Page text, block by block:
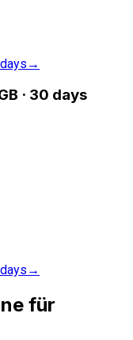
→
· 30 days
→
für